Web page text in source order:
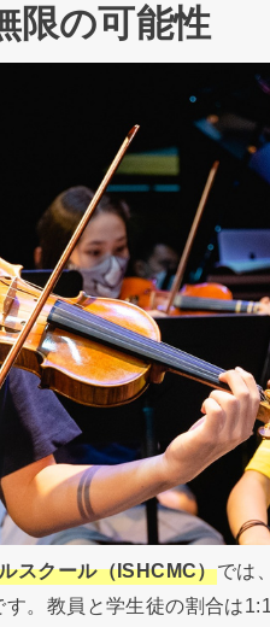
限の可能性
スクール（ISHCMC）では
。教員と学生徒の割合は